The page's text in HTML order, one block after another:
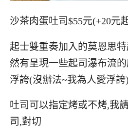
沙茶肉蛋吐司$55元(+20元
起士雙重奏加入的莫恩思
然有呈現一些起司瀑布流
浮誇(沒辦法~我為人愛浮誇)
吐司可以指定烤或不烤,我
司,對切